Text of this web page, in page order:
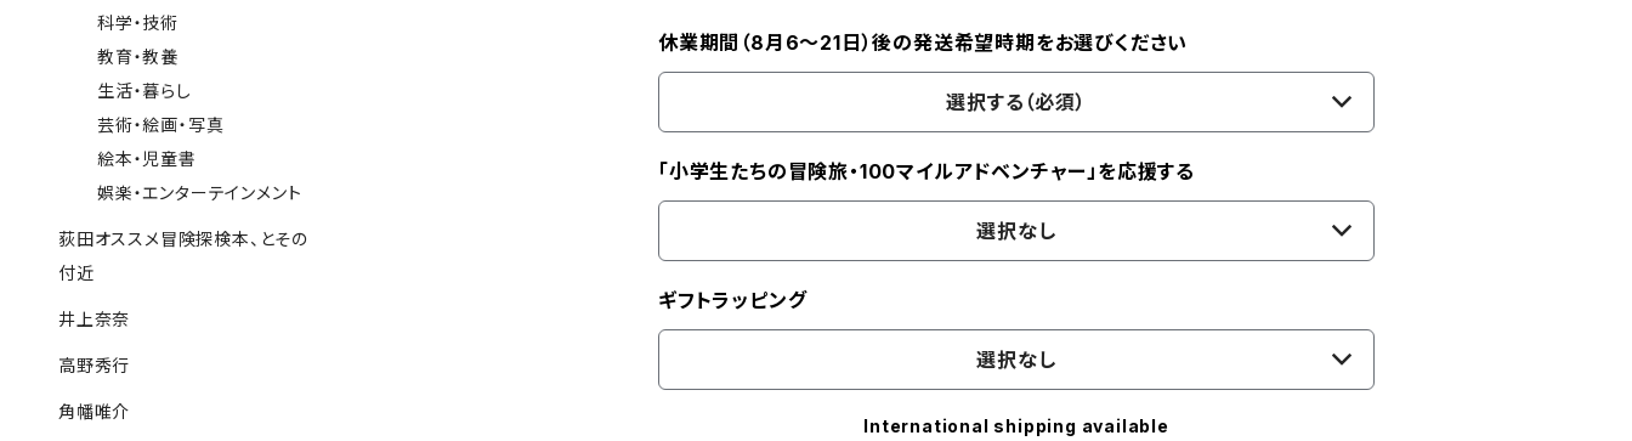
休業期間（8月6〜21日）後の発送希望時期をお選びください
選択する（必須）
「小学生たちの冒険旅・100マイルアドベンチャー」を応援する
選択なし
ギフトラッピング
選択なし
International shipping available
科学・技術
教育・教養
生活・暮らし
芸術・絵画・写真
絵本・児童書
娯楽・エンターテインメント
荻田オススメ冒険探検本、とその
付近
井上奈奈
高野秀行
角幡唯介